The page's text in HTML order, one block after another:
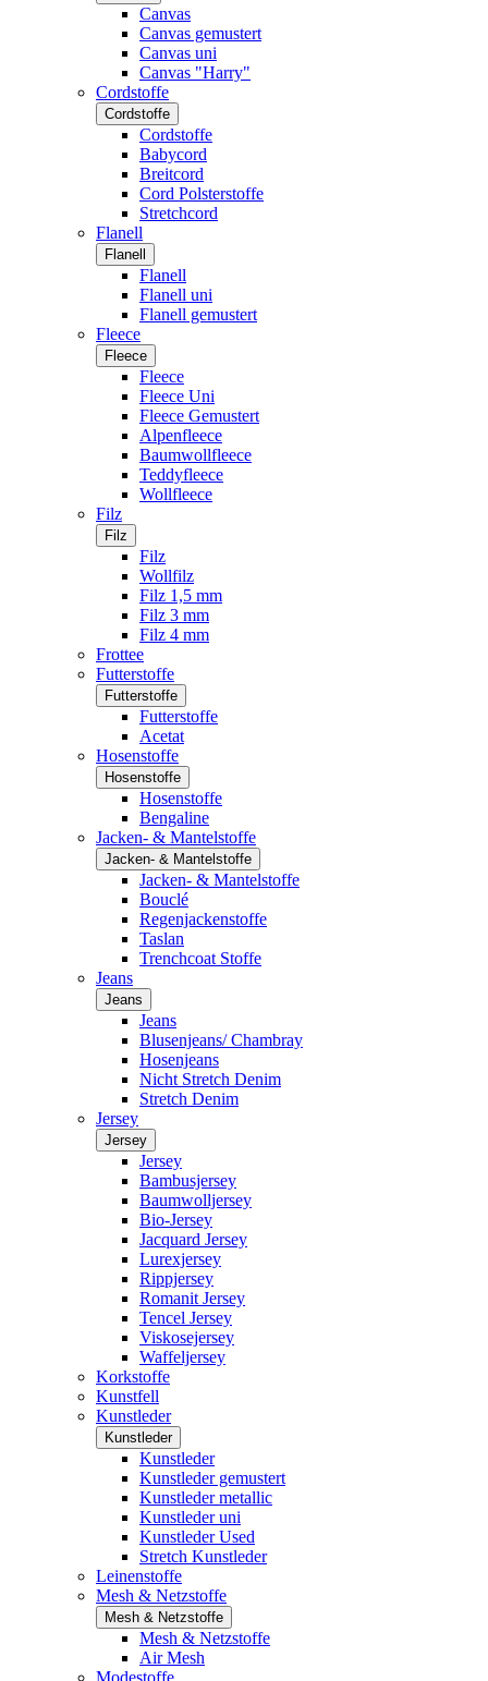
Canvas
Canvas gemustert
Canvas uni
Canvas "Harry"
Cordstoffe
Cordstoffe
Cordstoffe
Babycord
Breitcord
Cord Polsterstoffe
Stretchcord
Flanell
Flanell
Flanell
Flanell uni
Flanell gemustert
Fleece
Fleece
Fleece
Fleece Uni
Fleece Gemustert
Alpenfleece
Baumwollfleece
Teddyfleece
Wollfleece
Filz
Filz
Filz
Wollfilz
Filz 1,5 mm
Filz 3 mm
Filz 4 mm
Frottee
Futterstoffe
Futterstoffe
Futterstoffe
Acetat
Hosenstoffe
Hosenstoffe
Hosenstoffe
Bengaline
Jacken- & Mantelstoffe
Jacken- & Mantelstoffe
Jacken- & Mantelstoffe
Bouclé
Regenjackenstoffe
Taslan
Trenchcoat Stoffe
Jeans
Jeans
Jeans
Blusenjeans/ Chambray
Hosenjeans
Nicht Stretch Denim
Stretch Denim
Jersey
Jersey
Jersey
Bambusjersey
Baumwolljersey
Bio-Jersey
Jacquard Jersey
Lurexjersey
Rippjersey
Romanit Jersey
Tencel Jersey
Viskosejersey
Waffeljersey
Korkstoffe
Kunstfell
Kunstleder
Kunstleder
Kunstleder
Kunstleder gemustert
Kunstleder metallic
Kunstleder uni
Kunstleder Used
Stretch Kunstleder
Leinenstoffe
Mesh & Netzstoffe
Mesh & Netzstoffe
Mesh & Netzstoffe
Air Mesh
Modestoffe